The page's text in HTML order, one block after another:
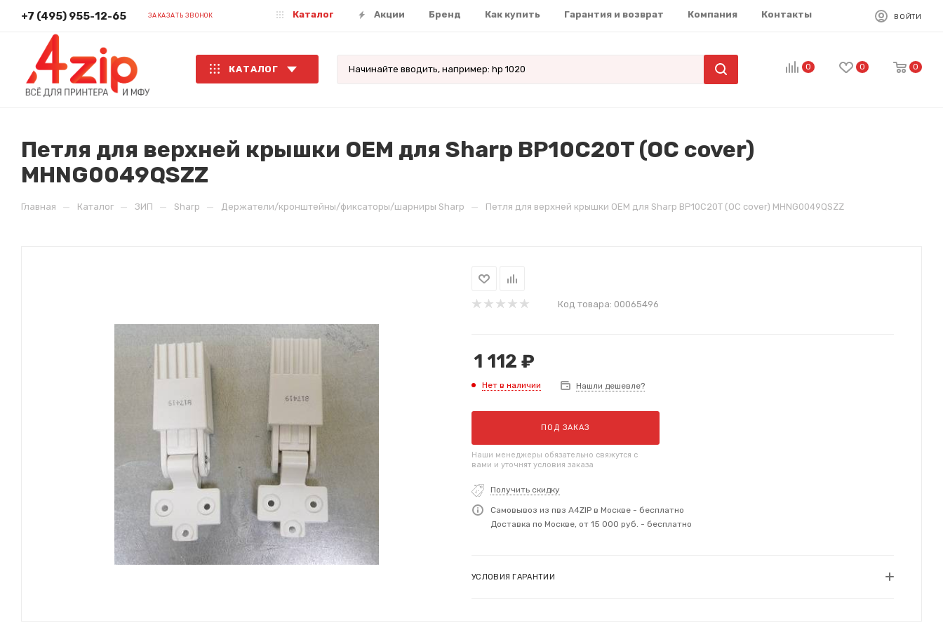
+7 (495) 955-12-65 ЗАКАЗАТЬ ЗВОНОК Каталог Акции Бренд Как купить Гарантия и возврат Компания Контакты ВОЙТИ
КАТАЛОГ 0 0 0
Петля для верхней крышки OEM для Sharp BP10C20T (OC cover)
MHNG0049QSZZ
Главная — Каталог — ЗИП — Sharp — Держатели/кронштейны/фиксаторы/шарниры Sharp — Петля для верхней крышки OEM для Sharp BP10C20T (OC cover) MHNG0049QSZZ
Код товара: 00065496
1 112 ₽
Нет в наличии Нашли дешевле?
ПОД ЗАКАЗ
Наши менеджеры обязательно свяжутся с
вами и уточнят условия заказа
Получить скидку
Самовывоз из пвз A4ZIP в Москве - бесплатно
Доставка по Москве, от 15 000 руб. - бесплатно
УСЛОВИЯ ГАРАНТИИ